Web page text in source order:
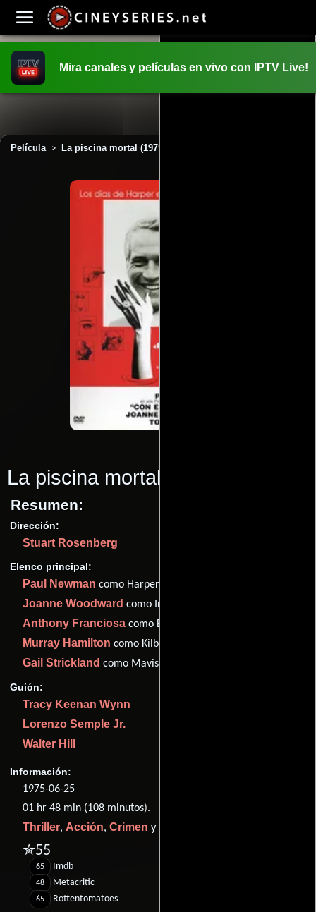
Mira canales y películas en vivo con IPTV Live!
Película > La piscina mortal (1975)
La piscina mortal
Resumen:
Dirección:
Stuart Rosenberg
Elenco principal:
Paul Newman como Harper
Joanne Woodward como Iris
Anthony Franciosa como Broussard (as Tony Franciosa)
Murray Hamilton como Kilbourne
Gail Strickland como Mavis
Guión:
Tracy Keenan Wynn
Lorenzo Semple Jr.
Walter Hill
Información:
1975-06-25
01 hr 48 min (108 minutos).
Thriller, Acción, Crimen y
✮55
65 Imdb
48 Metacritic
65 Rottentomatoes